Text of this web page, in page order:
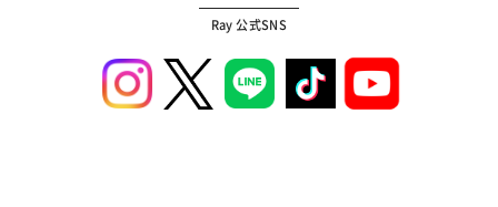
Ray 公式SNS